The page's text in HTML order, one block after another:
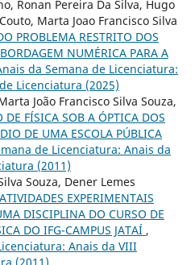
Ronan Pereira Da Silva, Hugo
Marta Joao Francisco Silva
PROBLEMA RESTRITO DOS
NUMÉRICA PARA A
da Semana de Licenciatura:
Licenciatura (2025)
João Francisco Silva Souza,
DE FÍSICA SOB A ÓPTICA DOS
DE UMA ESCOLA PÚBLICA
de Licenciatura: Anais da
(2011)
Souza, Dener Lemes
EXPERIMENTAIS
DISCIPLINA DO CURSO DE
DO IFG-CAMPUS JATAÍ ,
Anais da VIII
(2011)